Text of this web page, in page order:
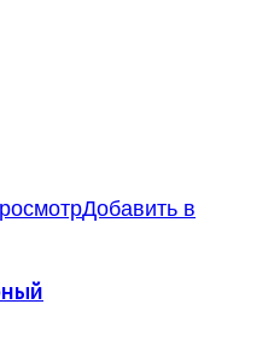
Добавить в